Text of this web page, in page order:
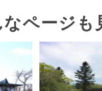
ページも